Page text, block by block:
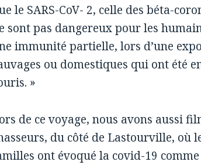
le SARS-CoV- 2, celle des béta-
sont pas dangereux pour les
immunité partielle, lors d’une
ou domestiques qui ont été
»
de ce voyage, nous avons aussi
du côté de Lastourville, où
ont évoqué la covid-19